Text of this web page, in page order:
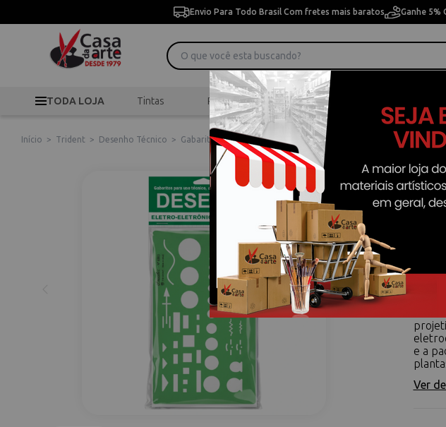
Envio Para Todo Brasil Com fretes mais baratos Ganhe 5%
TODA LOJA Tintas Pincéis Desenho
Início > Trident > Desenho Técnico > Gabarito Instalações Elétricas Desetec Trident - 4363
e a
Ver